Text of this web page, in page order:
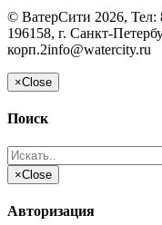
© ВатерСити 2026, Тел:
196158, г. Санкт-
корп.2info@watercity.ru
×Close
Поиск
×Close
Авторизация